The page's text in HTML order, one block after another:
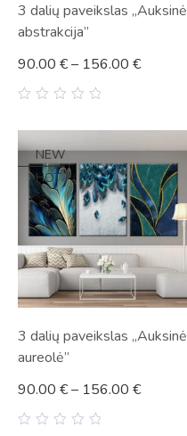
3 dalių paveikslas „Auksinė
abstrakcija”
5
90.00 €– 156.00 €
NEW
HOT
3 dalių paveikslas „Auksinė
aureolė”
90.00 €– 156.00 €